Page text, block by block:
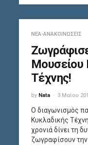
ΝΈΑ-ΑΝΑΚΟΙΝΏΣΕΙΣ
Μουσείου
Τέχνης!
by Nata 3 Μαΐου
Ο διαγωνισμός
Κυκλαδικής
χρονιά δίνει τη
ζωγραφίσουν